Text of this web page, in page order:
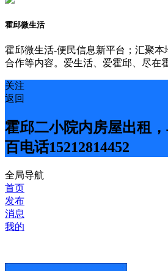
霍邱微生活
霍邱微生活-便民信息新平台；汇聚
合作等内容。爱生活、爱霍邱、尽在
关注
返回
霍邱二小院内房屋出租
百电话15212814452
全局导航
首页
发布
消息
我的